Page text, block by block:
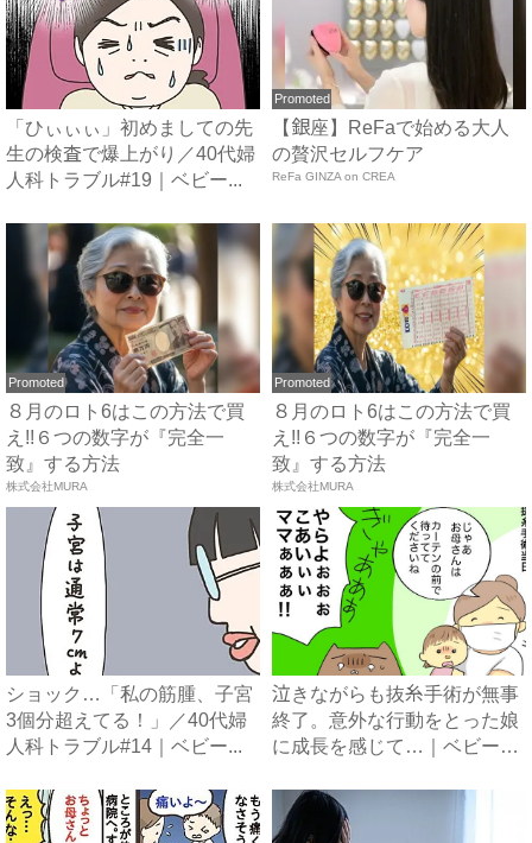
「ひぃぃぃ」初めましての先
生の検査で爆上がり／40代婦
人科トラブル#19｜ベビー...
Promoted
【銀座】ReFaで始める大人
の贅沢セルフケア
ReFa GINZA on CREA
Promoted
８月のロト6はこの方法で買
え!!６つの数字が『完全一
致』する方法
株式会社MURA
Promoted
８月のロト6はこの方法で買
え!!６つの数字が『完全一
致』する方法
株式会社MURA
ショック…「私の筋腫、子宮
3個分超えてる！」／40代婦
人科トラブル#14｜ベビー...
泣きながらも抜糸手術が無事
終了。意外な行動をとった娘
に成長を感じて…｜ベビーカ